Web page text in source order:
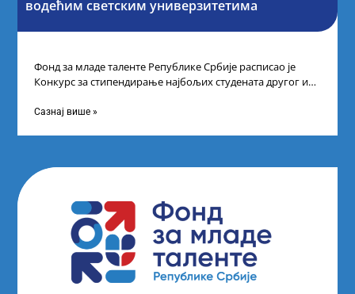
водећим светским универзитетима
Фонд за младе таленте Републике Србије расписао је
Конкурс за стипендирање најбољих студената другог и
Сазнај више »